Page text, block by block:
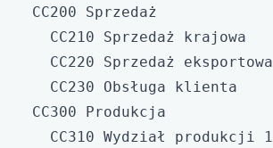
CC200 Sprzedaż
  CC210 Sprzedaż krajowa
  CC220 Sprzedaż eksportowa
  CC230 Obsługa klienta
CC300 Produkcja
  CC310 Wydział produkcji 1